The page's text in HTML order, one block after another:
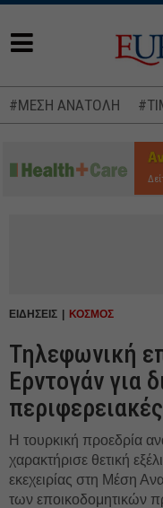
#ΜΕΣΗ ΑΝΑΤΟΛΗ
ΕΙΔΗΣΕΙΣ ΚΟΣΜΟΣ
Τηλεφωνική
Ερντογάν για
Η τουρκική προεδρία
χαρακτήρισε θετική
εκεχειρίας στη Μέση
των εποικοδομητικών